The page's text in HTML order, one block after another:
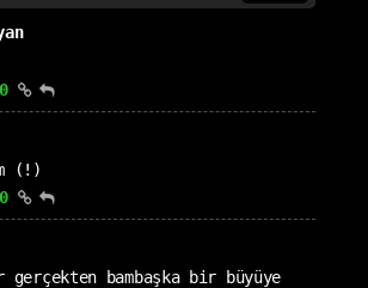
0
(!)
0
bambaşka bir büyüye